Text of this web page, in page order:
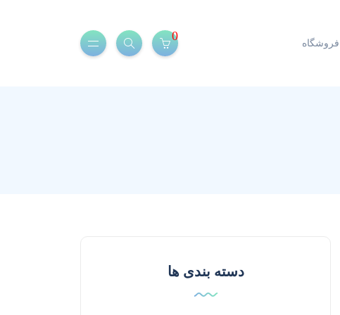
فروشگاه
0
دسته بندی ها